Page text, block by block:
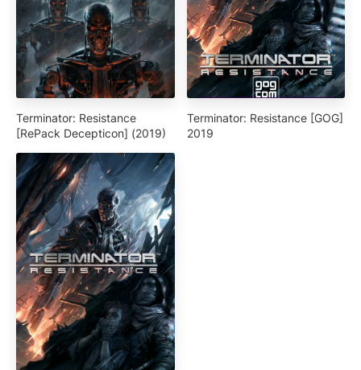
Terminator: Resistance
[RePack Decepticon] (2019)
Terminator: Resistance [GOG]
2019